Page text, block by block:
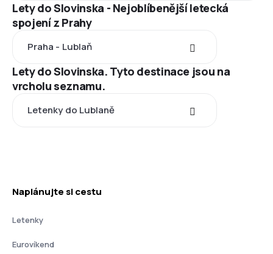
Lety do Slovinska - Nejoblíbenější letecká
spojení z Prahy
Praha - Lublaň
Lety do Slovinska. Tyto destinace jsou na
vrcholu seznamu.
Letenky do Lublaně
Naplánujte si cestu
Letenky
Eurovíkend